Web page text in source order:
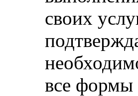
своих
все формы